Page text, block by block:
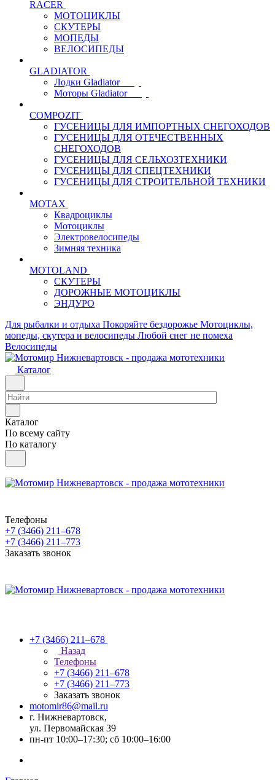
RACER
МОТОЦИКЛЫ
СКУТЕРЫ
МОПЕДЫ
ВЕЛОСИПЕДЫ
GLADIATOR
Лодки Gladiator
Моторы Gladiator
COMPOZIT
ГУСЕНИЦЫ ДЛЯ ИМПОРТНЫХ СНЕГОХОДОВ
ГУСЕНИЦЫ ДЛЯ ОТЕЧЕСТВЕННЫХ
СНЕГОХОДОВ
ГУСЕНИЦЫ ДЛЯ СЕЛЬХОЗТЕХНИКИ
ГУСЕНИЦЫ ДЛЯ СПЕЦТЕХНИКИ
ГУСЕНИЦЫ ДЛЯ СТРОИТЕЛЬНОЙ ТЕХНИКИ
MOTAX
Квадроциклы
Мотоциклы
Электровелосипеды
Зимняя техника
MOTOLAND
СКУТЕРЫ
ДОРОЖНЫЕ МОТОЦИКЛЫ
ЭНДУРО
Для рыбалки и отдыха Покоряйте бездорожье Мотоциклы,
мопеды, скутера и велосипеды Любой снег не помеха
Велосипеды
Каталог
Каталог
По всему сайту
По каталогу
Телефоны
+7 (3466) 211‒678
+7 (3466) 211‒773
Заказать звонок
+7 (3466) 211‒678
Назад
Телефоны
+7 (3466) 211‒678
+7 (3466) 211‒773
Заказать звонок
motomir86@mail.ru
г. Нижневартовск,
ул. Первомайская 39
пн-пт 10:00–17:30; сб 10:00–16:00